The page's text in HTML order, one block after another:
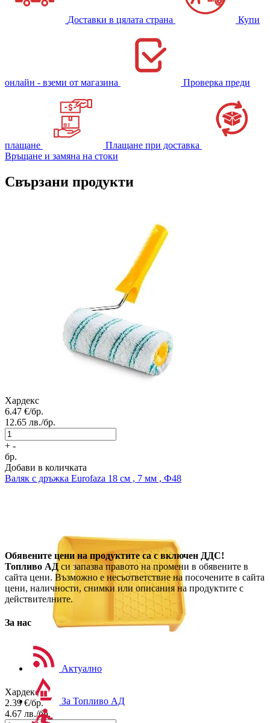
Доставки в цялата страна Купи
онлайн - вземи от магазина Проверка преди
плащане
Плащане при доставка
Връщане и замяна на стоки
Свързани продукти
Хардекс
6.47 €/бр.
12.65 лв./бр.
+ -
бр.
Добави в количката
Валяк с дръжка Eurofaza 18 см , 7 мм , Ф48
Хардекс
2.39 €/бр.
4.67 лв./бр.
Обявените цени на продуктите са с включен ДДС!
Топливо АД си запазва правото на промени в обявените в
сайта цени. Възможно е несъответствие на посочените в сайта
цени, наличности, снимки или описания на продуктите с
действителните.
За нас
Актуално
За Топливо АД